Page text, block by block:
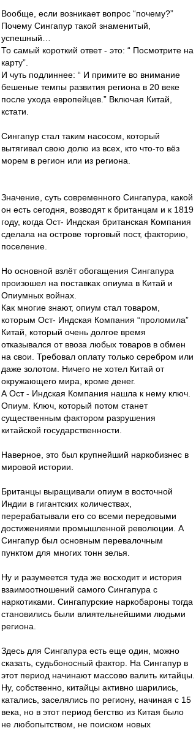
Вообще, если возникает вопрос “почему?”
Почему Сингапур такой знаменитый,
успешный…
То самый короткий ответ - это: “ Посмотрите на
карту”.
И чуть подлиннее: “ И примите во внимание
бешеные темпы развития региона в 20 веке
после ухода европейцев.” Включая Китай,
кстати.
Сингапур стал таким насосом, который
вытягивал свою долю из всех, кто что-то вёз
морем в регион или из региона.
Значение, суть современного Сингапура, какой
он есть сегодня, возводят к британцам и к 1819
году, когда Ост- Индская британская Компания
сделала на острове торговый пост, факторию,
поселение.
Но основной взлёт обогащения Сингапура
произошел на поставках опиума в Китай и
Опиумных войнах.
Как многие знают, опиум стал товаром,
которым Ост- Индская Компания “проломила”
Китай, который очень долгое время
отказывался от ввоза любых товаров в обмен
на свои. Требовал оплату только серебром или
даже золотом. Ничего не хотел Китай от
окружающего мира, кроме денег.
А Ост - Индская Компания нашла к нему ключ.
Опиум. Ключ, который потом станет
существенным фактором разрушения
китайской государственности.
Наверное, это был крупнейший наркобизнес в
мировой истории.
Британцы выращивали опиум в восточной
Индии в гигантских количествах,
перерабатывали его со всеми передовыми
достижениями промышленной революции. А
Сингапур был основным перевалочным
пунктом для многих тонн зелья.
Ну и разумеется туда же восходит и история
взаимоотношений самого Сингапура с
наркотиками. Сингапурские наркобароны тогда
становились были влиятельнейшими людьми
региона.
Здесь для Сингапура есть еще один, можно
сказать, судьбоносный фактор. На Сингапур в
этот период начинают массово валить китайцы.
Ну, собственно, китайцы активно шарились,
катались, заселялись по региону, начиная с 15
века, но в этот период бегство из Китая было
не любопытством, не поиском новых